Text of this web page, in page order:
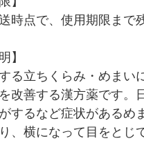
時点で、使用期限まで
】
る立ちくらみ・めまい
改善する漢方薬です。
するなど症状があるめ
、横になって目をと